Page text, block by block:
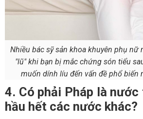
Nhiều bác sỹ sản khoa khuyên phụ nữ
"lũ" khi bạn bị mắc chứng són tiểu
muốn dính líu đến vấn đề phổ biến
4. Có phải Pháp là
hầu hết các nước khác?